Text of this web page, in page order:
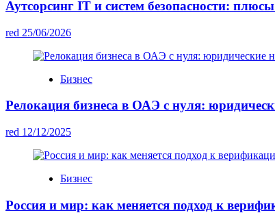
Аутсорсинг IT и систем безопасности:
red 25/06/2026
Бизнес
Релокация бизнеса в ОАЭ с нуля:
red 12/12/2025
Бизнес
Россия и мир: как меняется подход к